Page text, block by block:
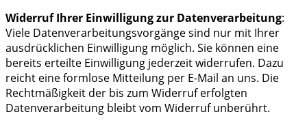
Widerruf Ihrer Einwilligung zur Datenverarbeitung:
Viele Datenverarbeitungsvorgänge sind nur mit Ihrer
ausdrücklichen Einwilligung möglich. Sie können eine
bereits erteilte Einwilligung jederzeit widerrufen. Dazu
reicht eine formlose Mitteilung per E-Mail an uns. Die
Rechtmäßigkeit der bis zum Widerruf erfolgten
Datenverarbeitung bleibt vom Widerruf unberührt.